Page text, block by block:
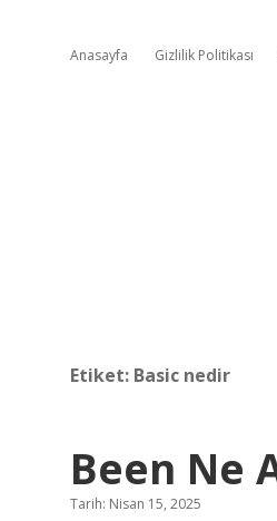
Anasayfa Gizlilik Politikası
Etiket: Basic nedir
Been Ne
Tarih: Nisan 15, 2025